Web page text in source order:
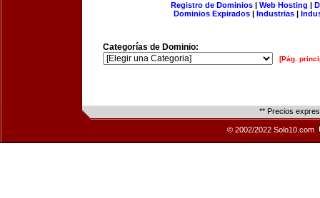
Registro de Dominios| Web Hosting |
Dominios Expirados | Industrias |
Categorías de Dominio:
[Pág.
** Precios
© 2002/2022 Solo10.com